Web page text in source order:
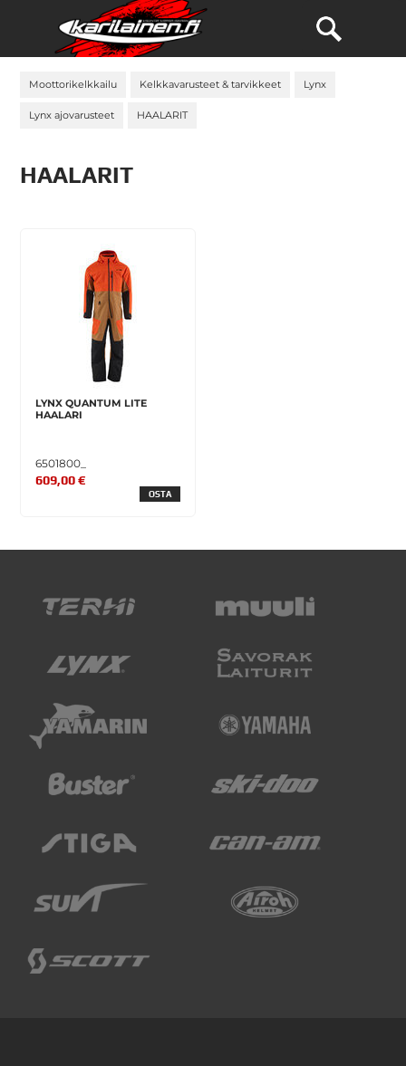
Moottorikelkkailu Kelkkavarusteet & tarvikkeet Lynx
Lynx ajovarusteet HAALARIT
HAALARIT
LYNX QUANTUM LITE
HAALARI
6501800_
609,00 €
OSTA